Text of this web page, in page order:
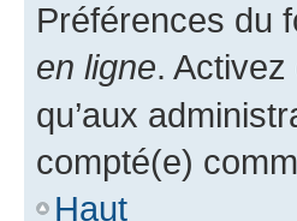
Préférences du
en ligne.
qu’aux
compté(e)
Haut